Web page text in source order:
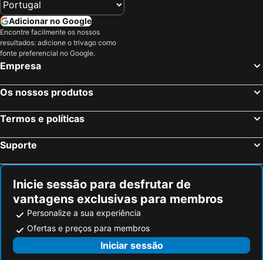
Adicionar no Google
Encontre facilmente os nossos
resultados: adicione o trivago como
fonte preferencial no Google.
Empresa
Os nossos produtos
Termos e políticas
Suporte
Inicie sessão para desfrutar de
vantagens exclusivas para membros
Personalize a sua experiência
Ofertas e preços para membros
Iniciar sessão